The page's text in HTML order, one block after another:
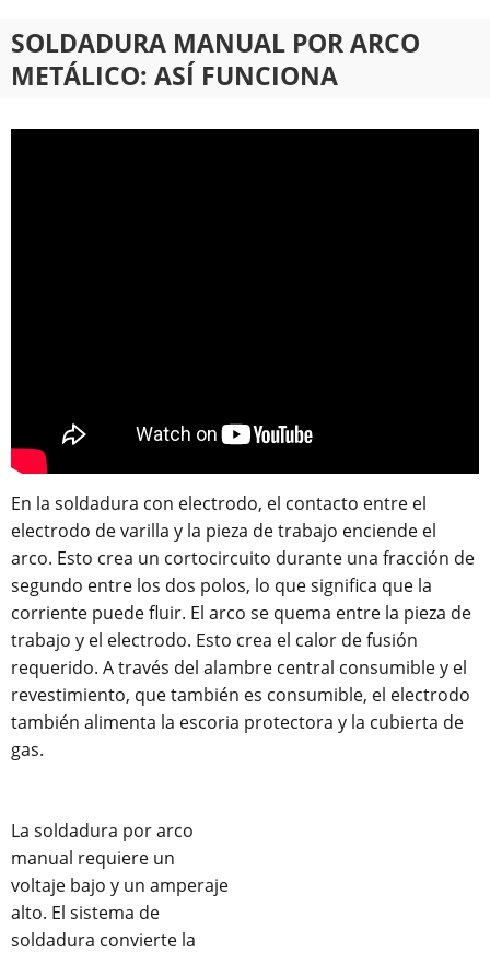
SOLDADURA MANUAL POR ARCO
METÁLICO: ASÍ FUNCIONA
En la soldadura con electrodo, el contacto entre el
electrodo de varilla y la pieza de trabajo enciende el
arco. Esto crea un cortocircuito durante una fracción de
segundo entre los dos polos, lo que significa que la
corriente puede fluir. El arco se quema entre la pieza de
trabajo y el electrodo. Esto crea el calor de fusión
requerido. A través del alambre central consumible y el
revestimiento, que también es consumible, el electrodo
también alimenta la escoria protectora y la cubierta de
gas.
La soldadura por arco
manual requiere un
voltaje bajo y un amperaje
alto. El sistema de
soldadura convierte la